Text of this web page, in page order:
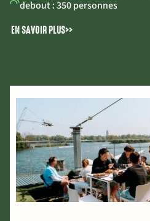
debout : 350 personnes
EN SAVOIR PLUS>>